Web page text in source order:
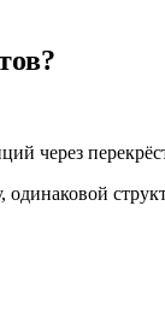
через